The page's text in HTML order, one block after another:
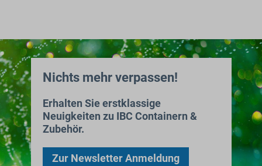
Nichts mehr verpassen!
Erhalten Sie erstklassige
Neuigkeiten zu IBC Containern &
Zubehör.
Zur Newsletter Anmeldung